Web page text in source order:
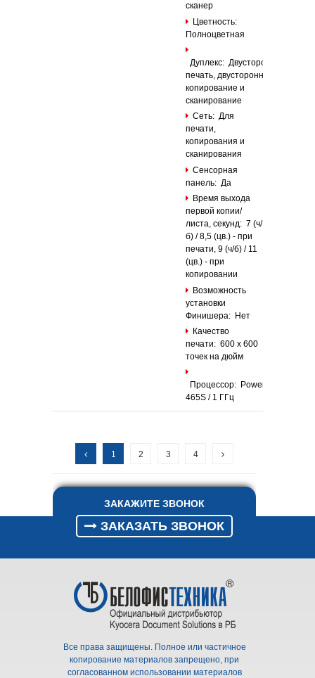
сканер
Цветность:
Полноцветная
Дуплекс: Двусторонняя
печать, двустороннее
копирование и
сканирование
Сеть: Для
печати,
копирования и
сканирования
Сенсорная
панель: Да
Время выхода
первой копии/
листа, секунд: 7 (ч/
б) / 8,5 (цв.) - при
печати, 9 (ч/б) / 11
(цв.) - при
копировании
Возможность
установки
Финишера: Нет
Качество
печати: 600 x 600
точек на дюйм
Процессор: PowerPC
465S / 1 ГГц
1 2 3 4
ЗАКАЖИТЕ ЗВОНОК
ЗАКАЗАТЬ ЗВОНОК
Все права защищены. Полное или частичное
копирование материалов запрещено, при
согласованном использовании материалов